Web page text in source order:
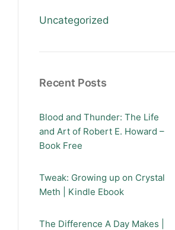
Uncategorized
Recent Posts
Blood and Thunder: The Life
and Art of Robert E. Howard –
Book Free
Tweak: Growing up on Crystal
Meth | Kindle Ebook
The Difference A Day Makes |